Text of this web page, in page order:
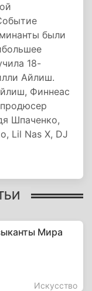
были
18-
Айлиш.
Финнеас
Шпаченко,
Lil Nas X, DJ
Мира
Искусство